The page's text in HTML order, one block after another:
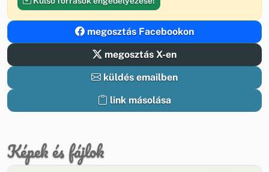
megosztás Facebookon
megosztás X-en
küldés emailben
link másolása
Képek és fájlok